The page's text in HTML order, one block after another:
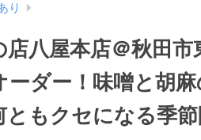
り
八屋本店＠秋田
ーダー！味噌と胡
ともクセになる季